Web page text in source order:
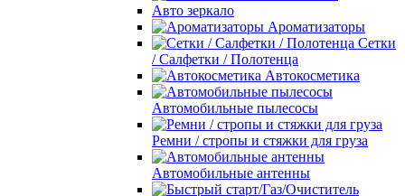
Авто зеркало
Ароматизаторы
Сетки
/ Салфетки / Полотенца
Автокосметика
Автомобильные пылесосы
Ремни / стропы и стяжки для груза
Автомобильные антенны